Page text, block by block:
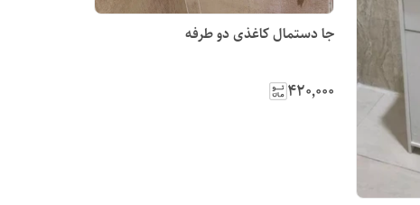
جا دستمال کاغذی دو طرفه
۴۲۰٬۰۰۰